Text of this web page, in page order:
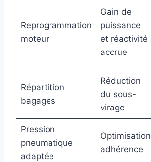
Reprogrammation
moteur
Gain de
puissance
et réactivité
accrue
Répartition
bagages
Réduction
du sous-
virage
Pression
pneumatique
adaptée
Optimisation
adhérence